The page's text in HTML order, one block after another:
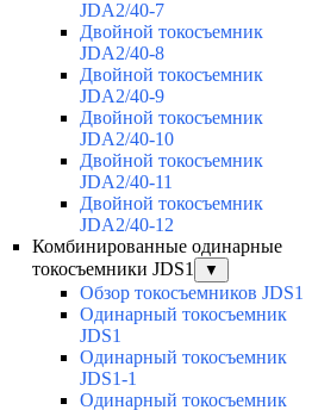
JDA2/40-7
Двойной токосъемник
JDA2/40-8
Двойной токосъемник
JDA2/40-9
Двойной токосъемник
JDA2/40-10
Двойной токосъемник
JDA2/40-11
Двойной токосъемник
JDA2/40-12
Комбинированные одинарные
токосъемники JDS1
▼
Обзор токосъемников JDS1
Одинарный токосъемник
JDS1
Одинарный токосъемник
JDS1-1
Одинарный токосъемник